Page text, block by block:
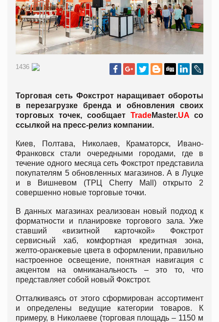
1436
Торговая сеть Фокстрот наращивает обороты
в перезагрузке бренда и обновления своих
торговых точек, сообщает TradeMaster.UA со
ссылкой на пресс-релиз компании.
Киев, Полтава, Николаев, Краматорск, Ивано-
Франковск стали очередными городами, где в
течение одного месяца сеть Фокстрот представила
покупателям 5 обновленных магазинов. А в Луцке
и в Вишневом (ТРЦ Cherry Mall) открыто 2
совершенно новые торговые точки.
В данных магазинах реализован новый подход к
форматности и планировке торгового зала. Уже
ставший «визитной карточкой» Фокстрот
сервисный хаб, комфортная кредитная зона,
желто-оранжевые цвета в оформлении, правильно
настроенное освещение, понятная навигация с
акцентом на омниканальность – это то, что
представляет собой новый Фокстрот.
Отталкиваясь от этого сформирован ассортимент
и определены ведущие категории товаров. К
примеру, в Николаеве (торговая площадь – 1150 м